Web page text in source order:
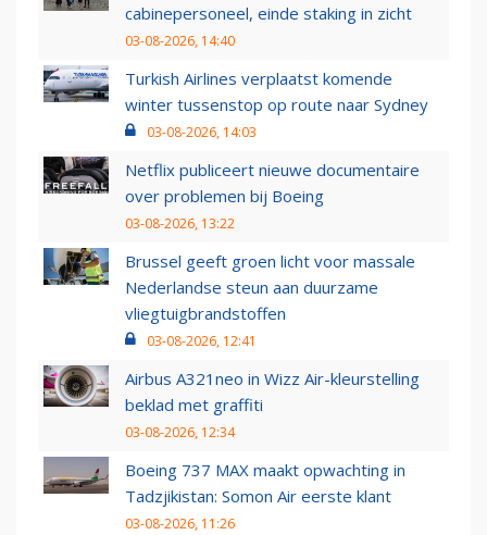
cabinepersoneel, einde staking in zicht
03-08-2026, 14:40
Turkish Airlines verplaatst komende
winter tussenstop op route naar Sydney
03-08-2026, 14:03
Netflix publiceert nieuwe documentaire
over problemen bij Boeing
03-08-2026, 13:22
Brussel geeft groen licht voor massale
Nederlandse steun aan duurzame
vliegtuigbrandstoffen
03-08-2026, 12:41
Airbus A321neo in Wizz Air-kleurstelling
beklad met graffiti
03-08-2026, 12:34
Boeing 737 MAX maakt opwachting in
Tadzjikistan: Somon Air eerste klant
03-08-2026, 11:26